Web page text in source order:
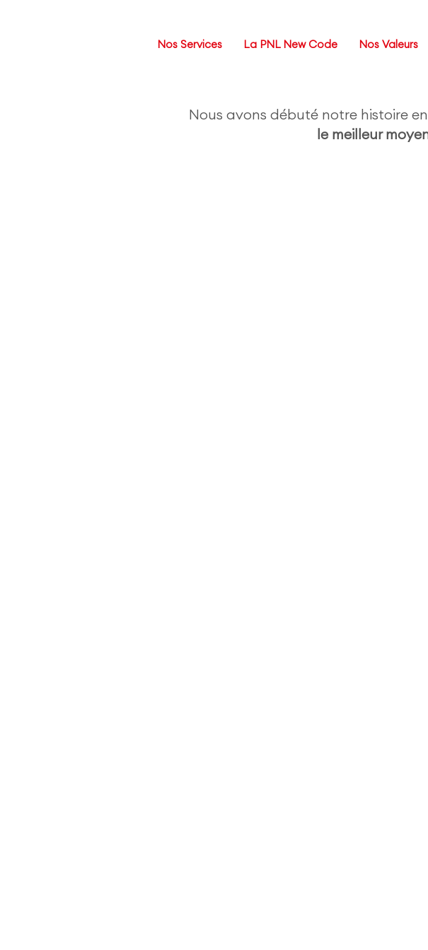
Nos Services La PNL New Code Nos Valeurs
Nous avons débuté notre histoire
le meilleur